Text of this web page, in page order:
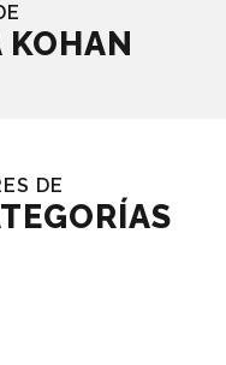
KOHAN
DE